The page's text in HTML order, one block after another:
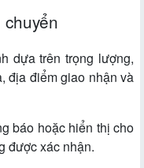
dựa trên trọng lượng,
địa điểm giao nhận và
báo hoặc hiển thị cho
được xác nhận.